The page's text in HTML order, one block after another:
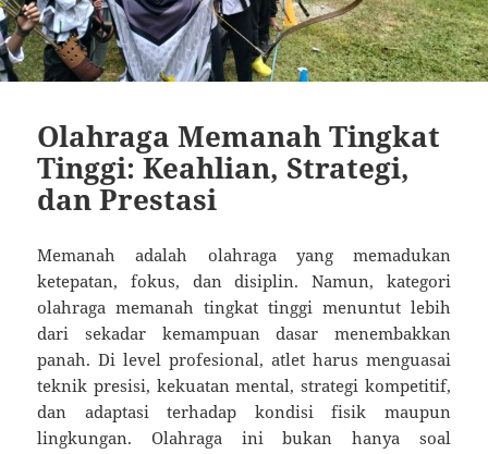
Olahraga Memanah Tingkat
Tinggi: Keahlian, Strategi,
dan Prestasi
Memanah adalah olahraga yang memadukan
ketepatan, fokus, dan disiplin. Namun, kategori
olahraga memanah tingkat tinggi menuntut lebih
dari sekadar kemampuan dasar menembakkan
panah. Di level profesional, atlet harus menguasai
teknik presisi, kekuatan mental, strategi kompetitif,
dan adaptasi terhadap kondisi fisik maupun
lingkungan. Olahraga ini bukan hanya soal